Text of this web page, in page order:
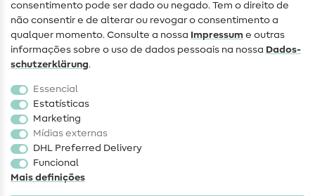
Perguntas frequentes (FAQ)
Direito de cancelamento
Popular
Tecidos
Acessórios de costura
Promoção
consentimento pode ser dado ou negado. Tem o direito de
não consentir e de alterar ou revogar o consentimento a
qualquer momento. Consulte a nossa Impressum e outras
informações sobre o uso de dados pessoais na nossa Dados­
schutz­erklärung.
Essencial
Estatísticas
Marketing
Mídias externas
DHL Preferred Delivery
Funcional
Mais definições